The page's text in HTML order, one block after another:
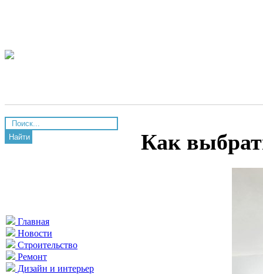
Найти
Главная
Новости
Строительство
Ремонт
Дизайн и интерьер
Как